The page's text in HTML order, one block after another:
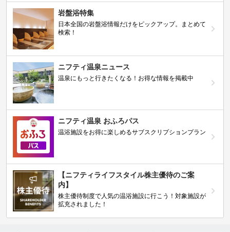
岩盤浴特集
日本全国の岩盤浴情報だけをピックアップ。まとめて
検索！
ニフティ温泉ニュース
温泉にもっと行きたくなる！お得な情報を掲載中
ニフティ温泉 おふろパス
温浴施設をお得に楽しめるサブスクリプションプラン
【ニフティライフスタイル株主優待のご案
内】
株主優待制度で人気の温浴施設に行こう！対象施設が
拡充されました！